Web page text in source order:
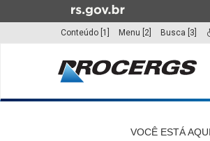
para
o
Conteúdo [1] Menu [2] Busca [3]